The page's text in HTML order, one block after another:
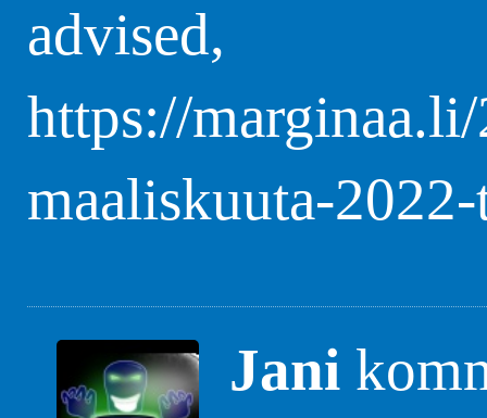
advised,
https://
maaliskuuta-
Jani